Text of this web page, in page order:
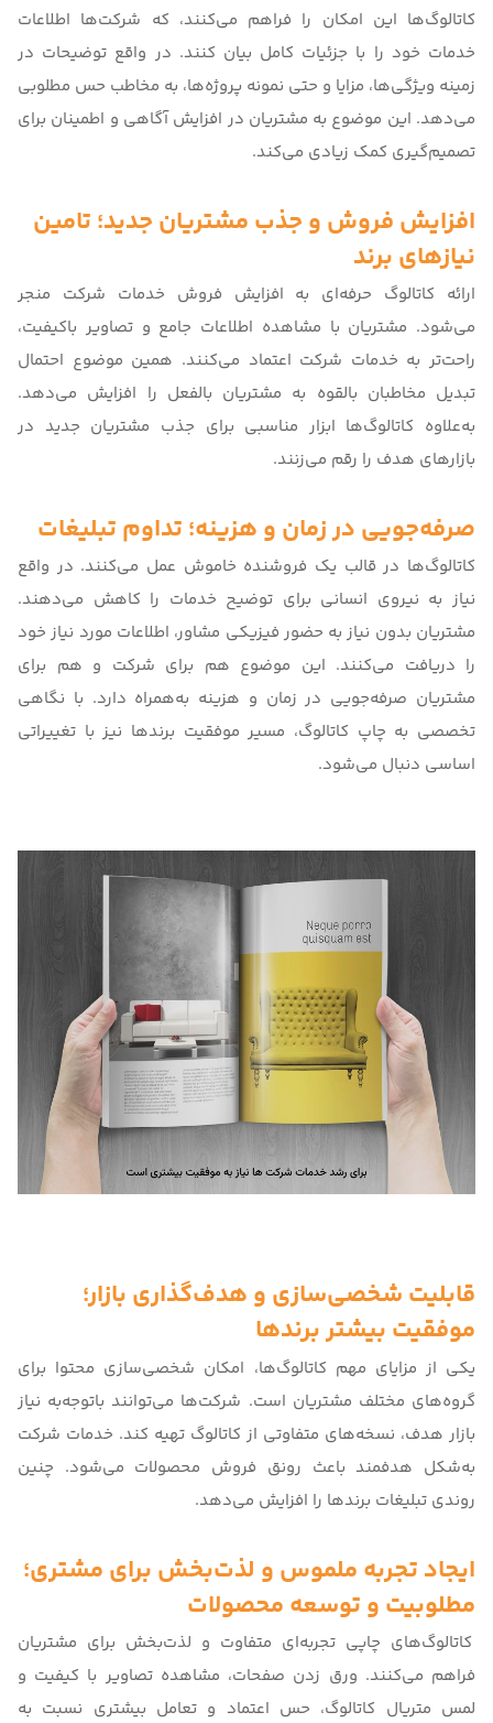
کاتالوگ‌ها این امکان را فراهم می‌کنند، که شرکت‌ها اطلاعات
خدمات خود را با جزئیات کامل بیان کنند. در واقع توضیحات در
زمینه ویژگی‌ها، مزایا و حتی نمونه پروژه‌ها، به مخاطب حس مطلوبی
می‌دهد. این موضوع به مشتریان در افزایش آگاهی و اطمینان برای
تصمیم‌گیری کمک زیادی می‌کند.
افزایش فروش و جذب مشتریان جدید؛ تامین
نیازهای برند
ارائه کاتالوگ حرفه‌ای به افزایش فروش خدمات شرکت منجر
می‌شود. مشتریان با مشاهده اطلاعات جامع و تصاویر باکیفیت،
راحت‌تر به خدمات شرکت اعتماد می‌کنند. همین موضوع احتمال
تبدیل مخاطبان بالقوه به مشتریان بالفعل را افزایش می‌دهد.
به‌علاوه کاتالوگ‌ها ابزار مناسبی برای جذب مشتریان جدید در
بازارهای هدف را رقم می‌زنند.
صرفه‌جویی در زمان و هزینه؛ تداوم تبلیغات
کاتالوگ‌ها در قالب یک فروشنده خاموش عمل می‌کنند. در واقع
نیاز به نیروی انسانی برای توضیح خدمات را کاهش می‌دهند.
مشتریان بدون نیاز به حضور فیزیکی مشاور، اطلاعات مورد نیاز خود
را دریافت می‌کنند. این موضوع هم برای شرکت و هم برای
مشتریان صرفه‌جویی در زمان و هزینه به‌همراه دارد. با نگاهی
تخصصی به چاپ کاتالوگ، مسیر موفقیت برندها نیز با تغییراتی
اساسی دنبال می‌شود.
قابلیت شخصی‌سازی و هدف‌گذاری بازار؛
موفقیت بیشتر برندها
یکی از مزایای مهم کاتالوگ‌ها، امکان شخصی‌سازی محتوا برای
گروه‌های مختلف مشتریان است. شرکت‌ها می‌توانند با‌توجه‌به نیاز
بازار هدف، نسخه‌های متفاوتی از کاتالوگ تهیه کند. خدمات شرکت
به‌شکل هدفمند باعث رونق فروش محصولات می‌شود. چنین
روندی تبلیغات برندها را افزایش می‌دهد.
ایجاد تجربه ملموس و لذت‌بخش برای مشتری؛
مطلوبیت و توسعه محصولات
کاتالوگ‌های چاپی تجربه‌ای متفاوت و لذت‌بخش برای مشتریان
فراهم می‌کنند. ورق زدن صفحات، مشاهده تصاویر با کیفیت و
لمس متریال کاتالوگ، حس اعتماد و تعامل بیشتری نسبت به